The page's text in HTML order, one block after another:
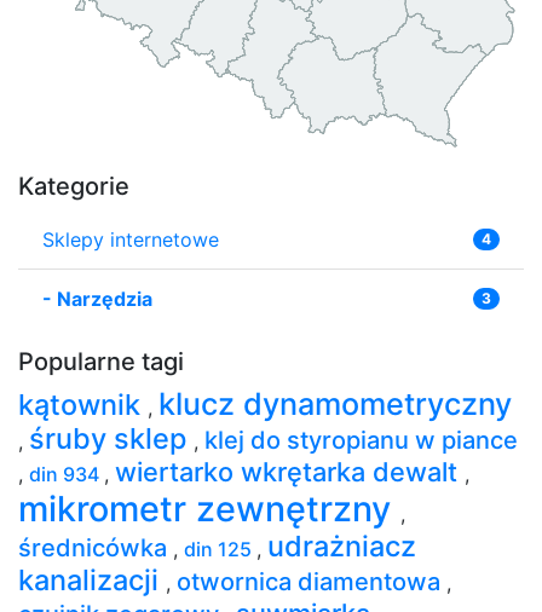
Kategorie
Sklepy internetowe 4
- Narzędzia 3
Popularne tagi
kątownik , klucz dynamometryczny
, śruby sklep , klej do styropianu w piance
, din 934 , wiertarko wkrętarka dewalt ,
mikrometr zewnętrzny ,
średnicówka , din 125 , udrażniacz
kanalizacji , otwornica diamentowa ,